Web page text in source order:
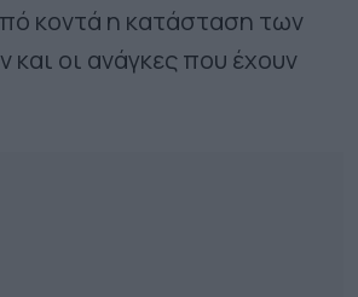
κοντά η κατάσταση των
οι ανάγκες που έχουν